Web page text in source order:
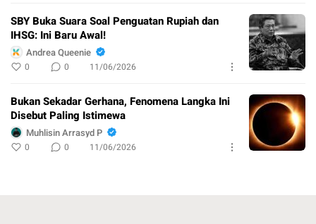
SBY Buka Suara Soal Penguatan Rupiah dan
IHSG: Ini Baru Awal!
Andrea Queenie
0 0 11/06/2026
Bukan Sekadar Gerhana, Fenomena Langka Ini
Disebut Paling Istimewa
Muhlisin Arrasyd P
0 0 11/06/2026